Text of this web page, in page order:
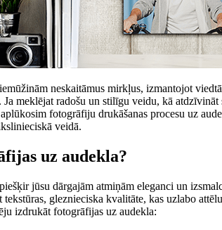
neskaitāmus mirkļus, izmantojot
meklējat radošu un stilīgu veidu, kā
fotogrāfiju drukāšanas procesu uz
veidā.
uz audekla?
jūsu dārgajām atmiņām eleganci un
gleznieciska kvalitāte, kas uzlabo
izdrukāt fotogrāfijas uz audekla: